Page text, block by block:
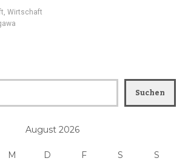
, Wirtschaft
Suchen
August 2026
M D F S S